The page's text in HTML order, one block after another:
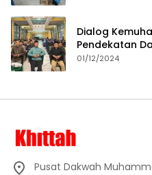
Dialog
Pendekatan
01/12/2024
Pusat Dakwah